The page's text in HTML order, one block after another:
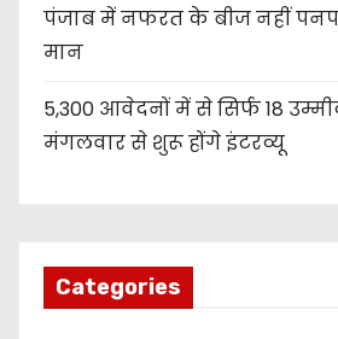
पंजाब में नफरत के बीज नहीं
मान
5,300 आवेदनों में से सिर्फ 18
मंगलवार से शुरू होंगे इंटरव्यू
Categories